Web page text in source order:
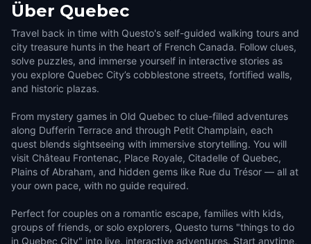
Über Quebec
Travel back in time with Questo's self-guided walking tours and
city treasure hunts in the heart of French Canada. Follow clues,
solve puzzles, and immerse yourself in interactive stories as
you explore Quebec City’s cobblestone streets, fortified walls,
and historic plazas.
From mystery games in Old Quebec to clue-filled adventures
along Dufferin Terrace and through Petit Champlain, each
quest blends sightseeing with immersive storytelling. You will
visit Château Frontenac, Place Royale, Citadelle of Quebec,
Plains of Abraham, and hidden gems like Rue du Trésor — all at
your own pace, with no guide required.
Perfect for couples on a romantic escape, families with kids,
groups of friends, or solo explorers, Questo turns "things to do
in Quebec City" into live, interactive adventures. Start anytime,